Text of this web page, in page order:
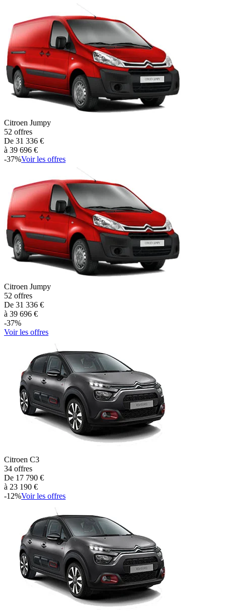
Citroen Jumpy
52 offres
De 31 336 €
à 39 696 €
-37%Voir les offres
Citroen Jumpy
52 offres
De 31 336 €
à 39 696 €
-37%
Voir les offres
Citroen C3
34 offres
De 17 790 €
à 23 190 €
-12%Voir les offres